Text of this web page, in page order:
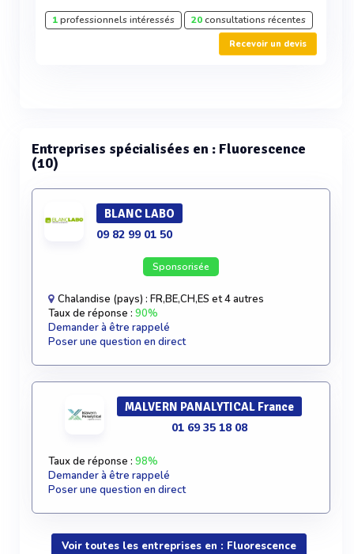
1professionnels intéressés 20consultations récentes
Recevoir un devis
Entreprises spécialisées en : Fluorescence
(10)
BLANC LABO
09 82 99 01 50
Sponsorisée
Chalandise (pays) : FR,BE,CH,ES et 4 autres
Taux de réponse : 90%
Demander à être rappelé
Poser une question en direct
MALVERN PANALYTICAL France
01 69 35 18 08
Taux de réponse : 98%
Demander à être rappelé
Poser une question en direct
Voir toutes les entreprises en : Fluorescence